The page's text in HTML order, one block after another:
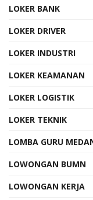
LOKER BANK
LOKER DRIVER
LOKER INDUSTRI
LOKER KEAMANAN
LOKER LOGISTIK
LOKER TEKNIK
LOMBA GURU
LOWONGAN BUMN
LOWONGAN KERJA